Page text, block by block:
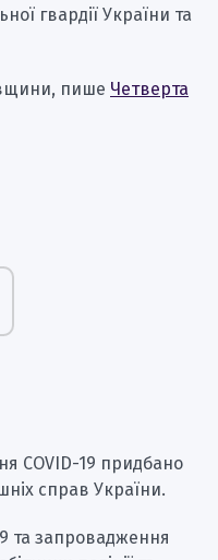
гвардії України та
пише Четверта
COVID-19 придбано
справ України.
та запровадження